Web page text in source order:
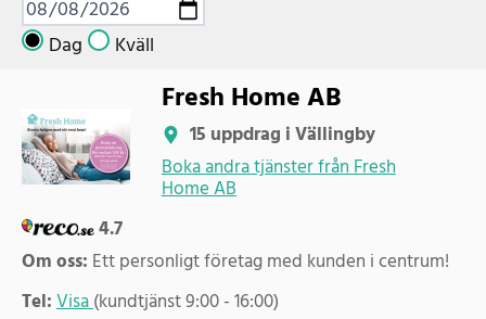
Dag Kväll
Fresh Home AB
15 uppdrag i Vällingby
Boka andra tjänster från Fresh
Home AB
4.7
Om oss: Ett personligt företag med kunden i centrum!
Tel:Visa(kundtjänst 9:00 - 16:00)